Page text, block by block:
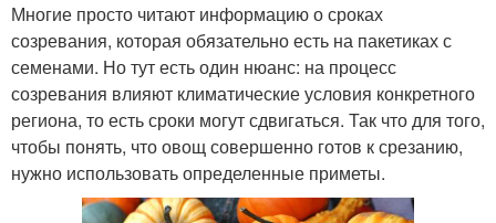
Многие просто читают информацию о сроках
созревания, которая обязательно есть на пакетиках с
семенами. Но тут есть один нюанс: на процесс
созревания влияют климатические условия конкретного
региона, то есть сроки могут сдвигаться. Так что для того,
чтобы понять, что овощ совершенно готов к срезанию,
нужно использовать определенные приметы.